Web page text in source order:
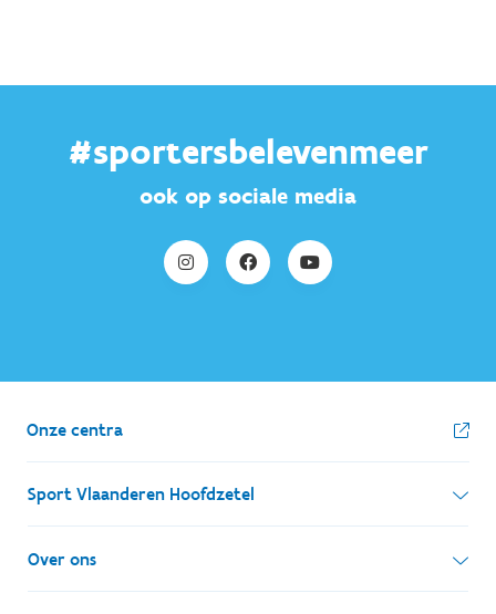
#sportersbelevenmeer
ook op sociale media
Onze centra
Sport Vlaanderen Hoofdzetel
Simon Bolivarlaan 17
1000 Brussel
Over ons